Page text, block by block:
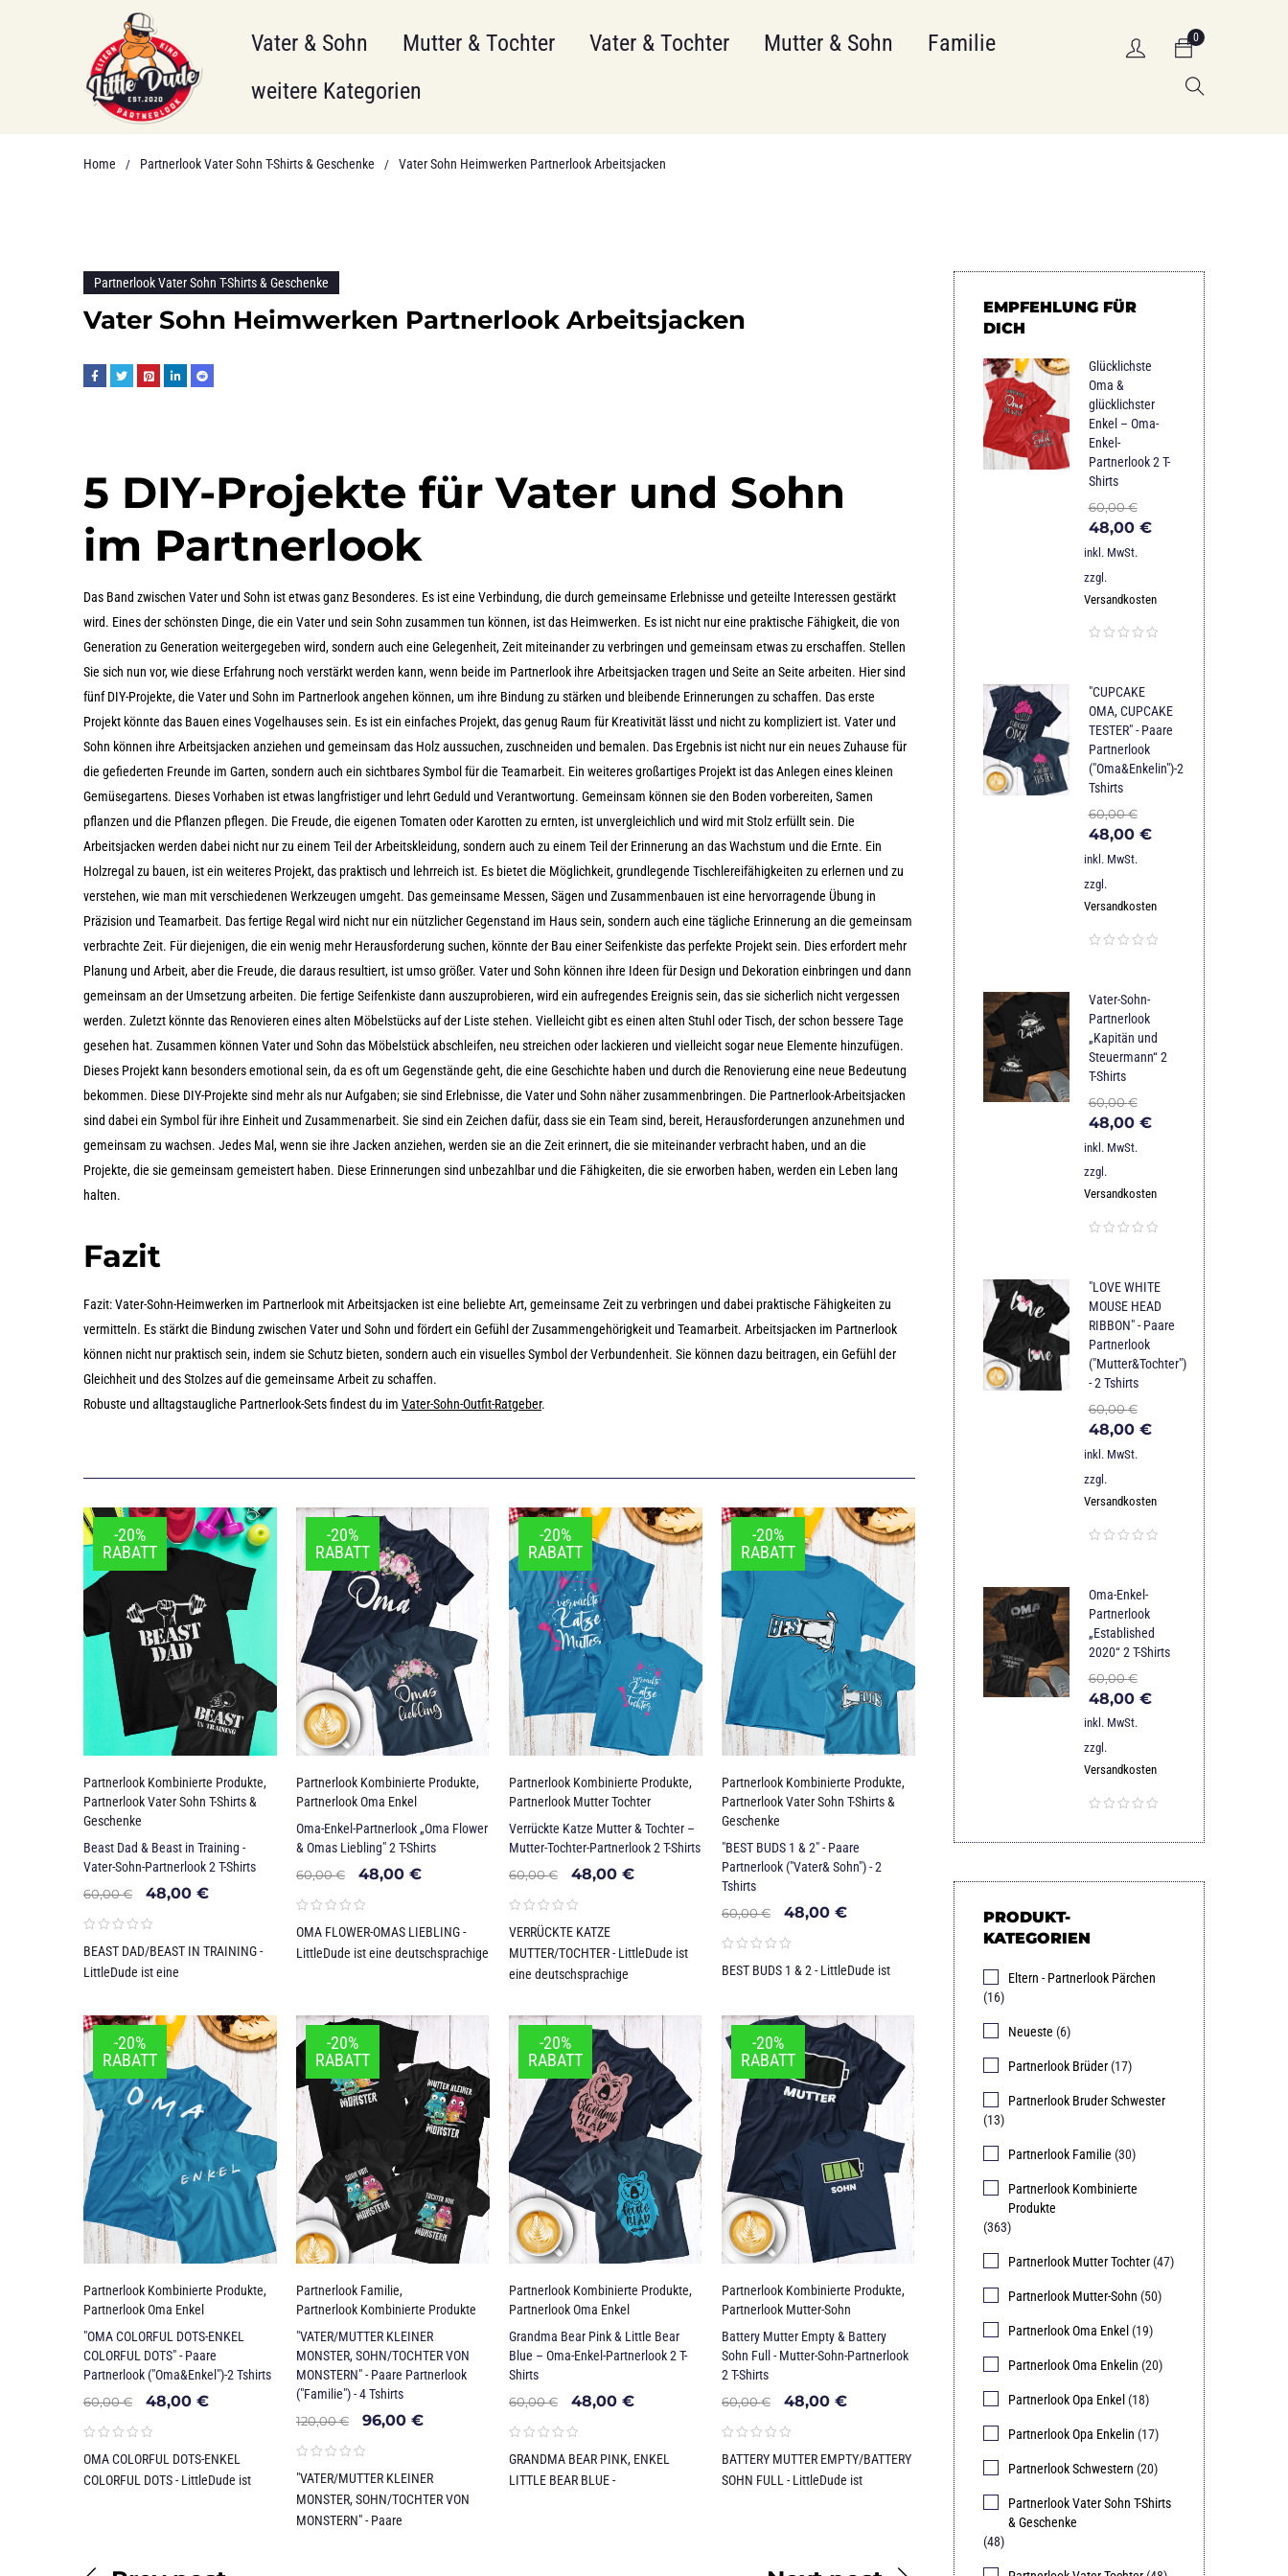
Vater & Sohn Mutter & Tochter Vater & Tochter Mutter & Sohn
Familie
weitere Kategorien
0
Home / Partnerlook Vater Sohn T-Shirts & Geschenke / Vater Sohn Heimwerken Partnerlook Arbeitsjacken
Partnerlook Vater Sohn T-Shirts & Geschenke
Vater Sohn Heimwerken Partnerlook Arbeitsjacken
5 DIY-Projekte für Vater und Sohn
im Partnerlook
Das Band zwischen Vater und Sohn ist etwas ganz Besonderes. Es ist eine Verbindung, die durch gemeinsame Erlebnisse und geteilte Interessen gestärkt
wird. Eines der schönsten Dinge, die ein Vater und sein Sohn zusammen tun können, ist das Heimwerken. Es ist nicht nur eine praktische Fähigkeit, die von
Generation zu Generation weitergegeben wird, sondern auch eine Gelegenheit, Zeit miteinander zu verbringen und gemeinsam etwas zu erschaffen. Stellen
Sie sich nun vor, wie diese Erfahrung noch verstärkt werden kann, wenn beide im Partnerlook ihre Arbeitsjacken tragen und Seite an Seite arbeiten. Hier sind
fünf DIY-Projekte, die Vater und Sohn im Partnerlook angehen können, um ihre Bindung zu stärken und bleibende Erinnerungen zu schaffen. Das erste
Projekt könnte das Bauen eines Vogelhauses sein. Es ist ein einfaches Projekt, das genug Raum für Kreativität lässt und nicht zu kompliziert ist. Vater und
Sohn können ihre Arbeitsjacken anziehen und gemeinsam das Holz aussuchen, zuschneiden und bemalen. Das Ergebnis ist nicht nur ein neues Zuhause für
die gefiederten Freunde im Garten, sondern auch ein sichtbares Symbol für die Teamarbeit. Ein weiteres großartiges Projekt ist das Anlegen eines kleinen
Gemüsegartens. Dieses Vorhaben ist etwas langfristiger und lehrt Geduld und Verantwortung. Gemeinsam können sie den Boden vorbereiten, Samen
pflanzen und die Pflanzen pflegen. Die Freude, die eigenen Tomaten oder Karotten zu ernten, ist unvergleichlich und wird mit Stolz erfüllt sein. Die
Arbeitsjacken werden dabei nicht nur zu einem Teil der Arbeitskleidung, sondern auch zu einem Teil der Erinnerung an das Wachstum und die Ernte. Ein
Holzregal zu bauen, ist ein weiteres Projekt, das praktisch und lehrreich ist. Es bietet die Möglichkeit, grundlegende Tischlereifähigkeiten zu erlernen und zu
verstehen, wie man mit verschiedenen Werkzeugen umgeht. Das gemeinsame Messen, Sägen und Zusammenbauen ist eine hervorragende Übung in
Präzision und Teamarbeit. Das fertige Regal wird nicht nur ein nützlicher Gegenstand im Haus sein, sondern auch eine tägliche Erinnerung an die gemeinsam
verbrachte Zeit. Für diejenigen, die ein wenig mehr Herausforderung suchen, könnte der Bau einer Seifenkiste das perfekte Projekt sein. Dies erfordert mehr
Planung und Arbeit, aber die Freude, die daraus resultiert, ist umso größer. Vater und Sohn können ihre Ideen für Design und Dekoration einbringen und dann
gemeinsam an der Umsetzung arbeiten. Die fertige Seifenkiste dann auszuprobieren, wird ein aufregendes Ereignis sein, das sie sicherlich nicht vergessen
werden. Zuletzt könnte das Renovieren eines alten Möbelstücks auf der Liste stehen. Vielleicht gibt es einen alten Stuhl oder Tisch, der schon bessere Tage
gesehen hat. Zusammen können Vater und Sohn das Möbelstück abschleifen, neu streichen oder lackieren und vielleicht sogar neue Elemente hinzufügen.
Dieses Projekt kann besonders emotional sein, da es oft um Gegenstände geht, die eine Geschichte haben und durch die Renovierung eine neue Bedeutung
bekommen. Diese DIY-Projekte sind mehr als nur Aufgaben; sie sind Erlebnisse, die Vater und Sohn näher zusammenbringen. Die Partnerlook-Arbeitsjacken
sind dabei ein Symbol für ihre Einheit und Zusammenarbeit. Sie sind ein Zeichen dafür, dass sie ein Team sind, bereit, Herausforderungen anzunehmen und
gemeinsam zu wachsen. Jedes Mal, wenn sie ihre Jacken anziehen, werden sie an die Zeit erinnert, die sie miteinander verbracht haben, und an die
Projekte, die sie gemeinsam gemeistert haben. Diese Erinnerungen sind unbezahlbar und die Fähigkeiten, die sie erworben haben, werden ein Leben lang
halten.
Fazit
Fazit: Vater-Sohn-Heimwerken im Partnerlook mit Arbeitsjacken ist eine beliebte Art, gemeinsame Zeit zu verbringen und dabei praktische Fähigkeiten zu
vermitteln. Es stärkt die Bindung zwischen Vater und Sohn und fördert ein Gefühl der Zusammengehörigkeit und Teamarbeit. Arbeitsjacken im Partnerlook
können nicht nur praktisch sein, indem sie Schutz bieten, sondern auch ein visuelles Symbol der Verbundenheit. Sie können dazu beitragen, ein Gefühl der
Gleichheit und des Stolzes auf die gemeinsame Arbeit zu schaffen.
Robuste und alltagstaugliche Partnerlook-Sets findest du im Vater-Sohn-Outfit-Ratgeber.
-20%
RABATT
Partnerlook Kombinierte Produkte,
Partnerlook Vater Sohn T-Shirts &
Geschenke
Beast Dad & Beast in Training -
Vater-Sohn-Partnerlook 2 T-Shirts
60,00€ 48,00 €
BEAST DAD/BEAST IN TRAINING -
LittleDude ist eine
-20%
RABATT
Partnerlook Kombinierte Produkte,
Partnerlook Oma Enkel
Oma-Enkel-Partnerlook „Oma Flower
& Omas Liebling" 2 T-Shirts
60,00€ 48,00 €
OMA FLOWER-OMAS LIEBLING -
LittleDude ist eine deutschsprachige
-20%
RABATT
Partnerlook Kombinierte Produkte,
Partnerlook Mutter Tochter
Verrückte Katze Mutter & Tochter –
Mutter-Tochter-Partnerlook 2 T-Shirts
60,00€ 48,00 €
VERRÜCKTE KATZE
MUTTER/TOCHTER - LittleDude ist
eine deutschsprachige
-20%
RABATT
Partnerlook Kombinierte Produkte,
Partnerlook Vater Sohn T-Shirts &
Geschenke
"BEST BUDS 1 & 2" - Paare
Partnerlook ("Vater& Sohn") - 2
Tshirts
60,00€ 48,00 €
BEST BUDS 1 & 2 - LittleDude ist
-20%
RABATT
Partnerlook Kombinierte Produkte,
Partnerlook Oma Enkel
"OMA COLORFUL DOTS-ENKEL
COLORFUL DOTS" - Paare
Partnerlook ("Oma&Enkel")-2 Tshirts
60,00€ 48,00 €
OMA COLORFUL DOTS-ENKEL
COLORFUL DOTS - LittleDude ist
-20%
RABATT
Partnerlook Familie,
Partnerlook Kombinierte Produkte
"VATER/MUTTER KLEINER
MONSTER, SOHN/TOCHTER VON
MONSTERN" - Paare Partnerlook
("Familie") - 4 Tshirts
120,00€ 96,00 €
"VATER/MUTTER KLEINER
MONSTER, SOHN/TOCHTER VON
MONSTERN" - Paare
-20%
RABATT
Partnerlook Kombinierte Produkte,
Partnerlook Oma Enkel
Grandma Bear Pink & Little Bear
Blue – Oma-Enkel-Partnerlook 2 T-
Shirts
60,00€ 48,00 €
GRANDMA BEAR PINK, ENKEL
LITTLE BEAR BLUE -
-20%
RABATT
Partnerlook Kombinierte Produkte,
Partnerlook Mutter-Sohn
Battery Mutter Empty & Battery
Sohn Full - Mutter-Sohn-Partnerlook
2 T-Shirts
60,00€ 48,00 €
BATTERY MUTTER EMPTY/BATTERY
SOHN FULL - LittleDude ist
EMPFEHLUNG FÜR
DICH
Glücklichste
Oma &
glücklichster
Enkel – Oma-
Enkel-
Partnerlook 2 T-
Shirts
60,00€
48,00 €
inkl. MwSt.
zzgl.
Versandkosten
"CUPCAKE
OMA, CUPCAKE
TESTER" - Paare
Partnerlook
("Oma&Enkelin")-2
Tshirts
60,00€
48,00 €
inkl. MwSt.
zzgl.
Versandkosten
Vater-Sohn-
Partnerlook
„Kapitän und
Steuermann“ 2
T-Shirts
60,00€
48,00 €
inkl. MwSt.
zzgl.
Versandkosten
"LOVE WHITE
MOUSE HEAD
RIBBON" - Paare
Partnerlook
("Mutter&Tochter")
- 2 Tshirts
60,00€
48,00 €
inkl. MwSt.
zzgl.
Versandkosten
Oma-Enkel-
Partnerlook
„Established
2020“ 2 T-Shirts
60,00€
48,00 €
inkl. MwSt.
zzgl.
Versandkosten
PRODUKT-
KATEGORIEN
Eltern - Partnerlook Pärchen
(16)
Neueste (6)
Partnerlook Brüder (17)
Partnerlook Bruder Schwester
(13)
Partnerlook Familie (30)
Partnerlook Kombinierte
Produkte
(363)
Partnerlook Mutter Tochter (47)
Partnerlook Mutter-Sohn (50)
Partnerlook Oma Enkel (19)
Partnerlook Oma Enkelin (20)
Partnerlook Opa Enkel (18)
Partnerlook Opa Enkelin (17)
Partnerlook Schwestern (20)
Partnerlook Vater Sohn T-Shirts
& Geschenke
(48)